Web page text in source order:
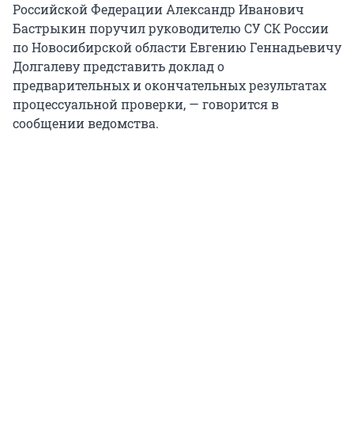
Российской Федерации Александр Иванович
Бастрыкин поручил руководителю СУ СК России
по Новосибирской области Евгению Геннадьевичу
Долгалеву представить доклад о
предварительных и окончательных результатах
процессуальной проверки, — говорится в
сообщении ведомства.